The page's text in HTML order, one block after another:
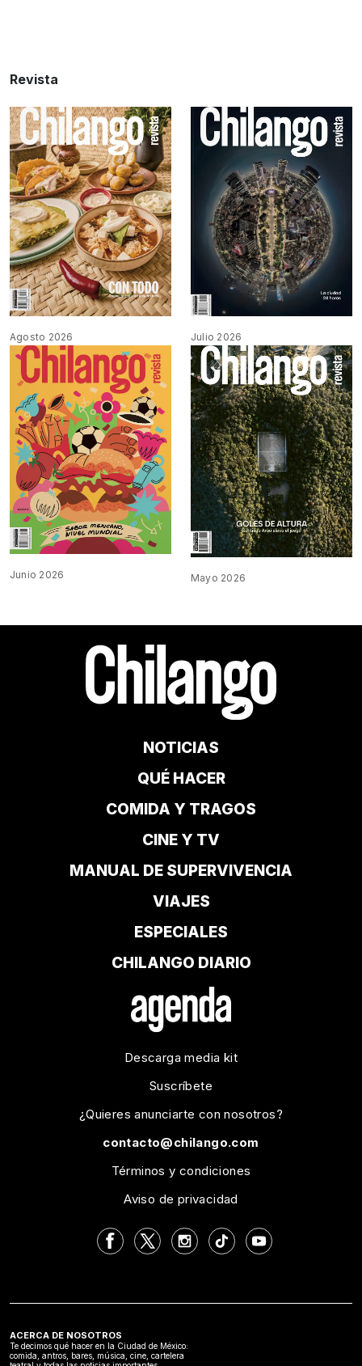
Revista
Agosto 2026 Julio 2026
Junio 2026 Mayo 2026
NOTICIAS
QUÉ HACER
COMIDA Y TRAGOS
CINE Y TV
MANUAL DE SUPERVIVENCIA
VIAJES
ESPECIALES
CHILANGO DIARIO
Descarga media kit
Suscríbete
¿Quieres anunciarte con nosotros?
contacto@chilango.com
Términos y condiciones
Aviso de privacidad
ACERCA DE NOSOTROS
Te decimos qué hacer en la Ciudad de México:
comida, antros, bares, música, cine, cartelera